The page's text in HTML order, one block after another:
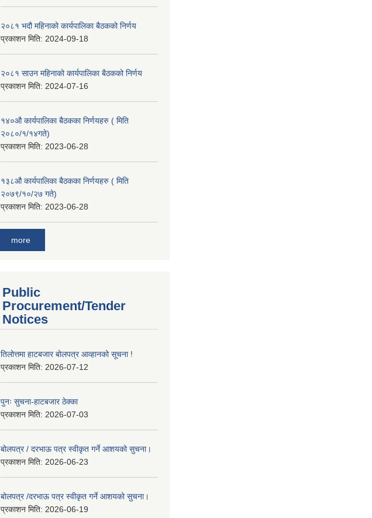
२०८१ भदौ महिनाको कार्यपालिका बैठकको निर्णय
प्रकाशन मिति: 2024-09-18
२०८१ साउन महिनाको कार्यपालिका बैठकको निर्णय
प्रकाशन मिति: 2024-07-16
१४०औ कार्यपालिका बैठकका निर्णयहरु ( मिति
२०८०/१/१४गते)
प्रकाशन मिति: 2023-06-28
१३८औ कार्यपालिका बैठकका निर्णयहरु ( मिति
२०७९/१०/२७ गते)
प्रकाशन मिति: 2023-06-28
more
Public
Procurement/Tender
Notices
तिलोत्तमा हाटबजार बोलपत्र आव्हानको सूचना !
प्रकाशन मिति: 2026-07-12
पुनः सुचना-हाटबजार ठेक्का
प्रकाशन मिति: 2026-07-03
बोलपत्र / दरभाऊ पत्र स्वीकृत गर्ने आशयको सुचना।
प्रकाशन मिति: 2026-06-23
बोलपत्र /दरभाऊ पत्र स्वीकृत गर्ने आशयको सुचना।
प्रकाशन मिति: 2026-06-19